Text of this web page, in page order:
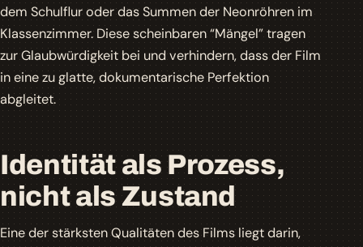
dem Schulflur oder das Summen der Neonröhren im
Klassenzimmer. Diese scheinbaren “Mängel” tragen
zur Glaubwürdigkeit bei und verhindern, dass der Film
in eine zu glatte, dokumentarische Perfektion
abgleitet.
Identität als Prozess,
nicht als Zustand
Eine der stärksten Qualitäten des Films liegt darin,